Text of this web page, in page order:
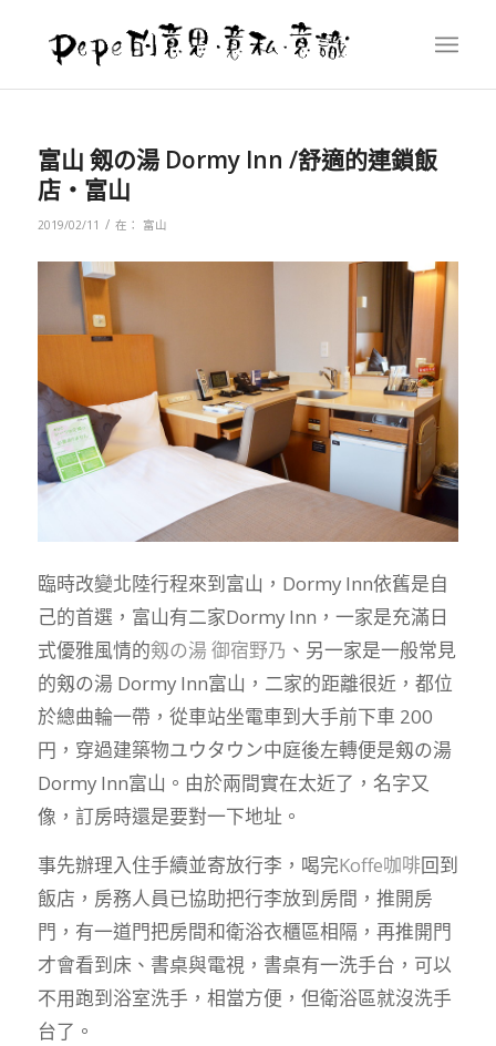
富山 剱の湯 Dormy Inn /舒適的連鎖飯
店‧富山
2019/02/11 / 在： 富山
臨時改變北陸行程來到富山，Dormy Inn依舊是自
己的首選，富山有二家Dormy Inn，一家是充滿日
式優雅風情的剱の湯 御宿野乃 、另一家是一般常見
的剱の湯 Dormy Inn富山，二家的距離很近，都位
於總曲輪一帶，從車站坐電車到大手前下車 200
円，穿過建築物ユウタウン中庭後左轉便是剱の湯
Dormy Inn富山。由於兩間實在太近了，名字又
像，訂房時還是要對一下地址。
事先辦理入住手續並寄放行李，喝完Koffe咖啡回到
飯店，房務人員已協助把行李放到房間，推開房
門，有一道門把房間和衛浴衣櫃區相隔，再推開門
才會看到床、書桌與電視，書桌有一洗手台，可以
不用跑到浴室洗手，相當方便，但衛浴區就沒洗手
台了。